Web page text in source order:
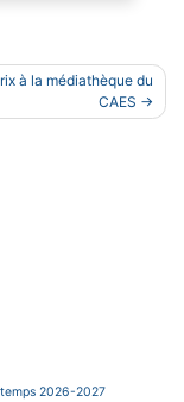
à la médiathèque du
CAES
2026-2027